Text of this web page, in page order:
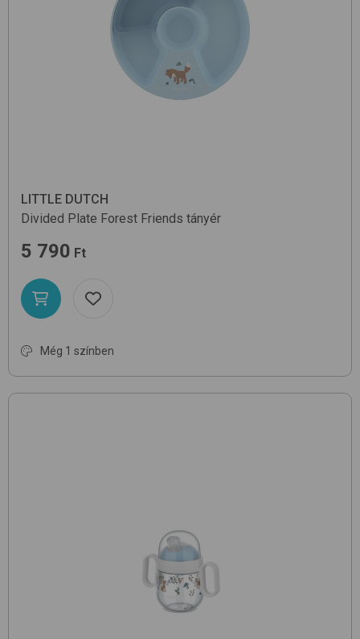
LITTLE DUTCH
Divided Plate Forest Friends tányér
5 790 Ft
Még 1 színben